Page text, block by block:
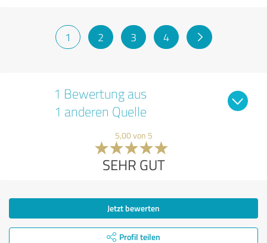
1 2 3 4
1 Bewertung aus
1 anderen Quelle
5,00 von 5
SEHR GUT
Jetzt bewerten
Profil teilen